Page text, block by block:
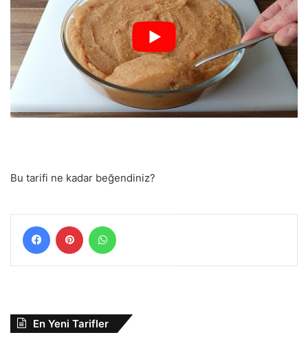
Bu tarifi ne kadar beğendiniz?
FacebookPinterest
En Yeni Tarifler